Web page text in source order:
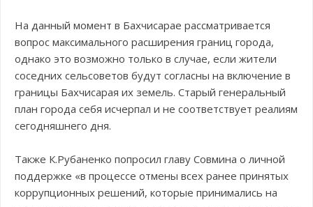
На данный момент в Бахчисарае рассматривается
вопрос максимального расширения границ города,
однако это возможно только в случае, если жители
соседних сельсоветов будут согласны на включение в
границы Бахчисарая их земель. Старый генеральный
план города себя исчерпал и не соответствует реалиям
сегодняшнего дня.
Также К.Рубаненко попросил главу Совмина о личной
поддержке «в процессе отмены всех ранее принятых
коррупционных решений, которые принимались на